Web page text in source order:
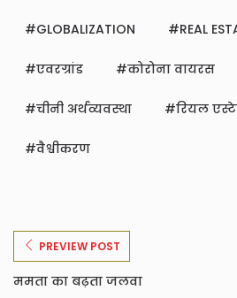
GLOBALIZATION REAL
एवरग्रांड कोरोना वायरस
चीनी अर्थव्यवस्था रियल
वैश्वीकरण
PREVIEW POST
ममता का बढ़ता जलवा